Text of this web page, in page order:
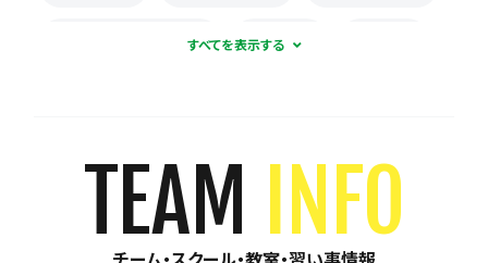
コーチとの距離感が近い 少数精鋭
初回購入品あり 保護者の当番なし
TEAM INFO